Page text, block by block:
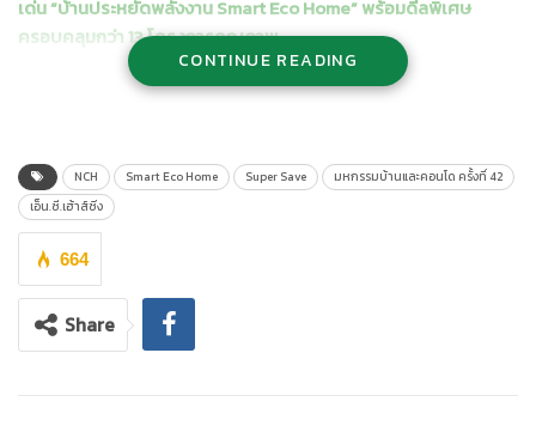
เด่น “บ้านประหยัดพลังงาน Smart Eco Home” พร้อมดีลพิเศษ
ครอบคลุมกว่า 13 โครงการคุณภาพ
นายสมนึก ตันฑเทอดธรรม กรรมการผู้จัดการ บริษัท เอ็น.ซี.เฮ้าส์ซิ่ง
Eco Home เพื่อช่วยลดค่าไฟฟ้าและส่งเสริมคุณภาพชีวิตที่ดียิ่งขึ้น
ตอบโจทย์คนรุ่นใหม่ที่มองหาบ้านที่ทั้งสวย อยู่สบาย และช่วยโลกไป
พร้อมกัน”
ในโอกาสครบรอบ 31 ปีของเอ็น.ซี.เฮ้าส์ซิ่ง บริษัทจัดเต็มโปรโมชั่น
Super Save มอบสิทธิพิเศษมากมาย อาทิ
Cash Back ประหยัดค่าไฟสูงสุด 80,000 บาท
CONTINUE READING
NCH Smart Eco Home Super Save
มหกรรมบ้านและคอนโด ครั้งที่ 42
เอ็น.ซี.เฮ้าส์ซิ่ง
664
Share